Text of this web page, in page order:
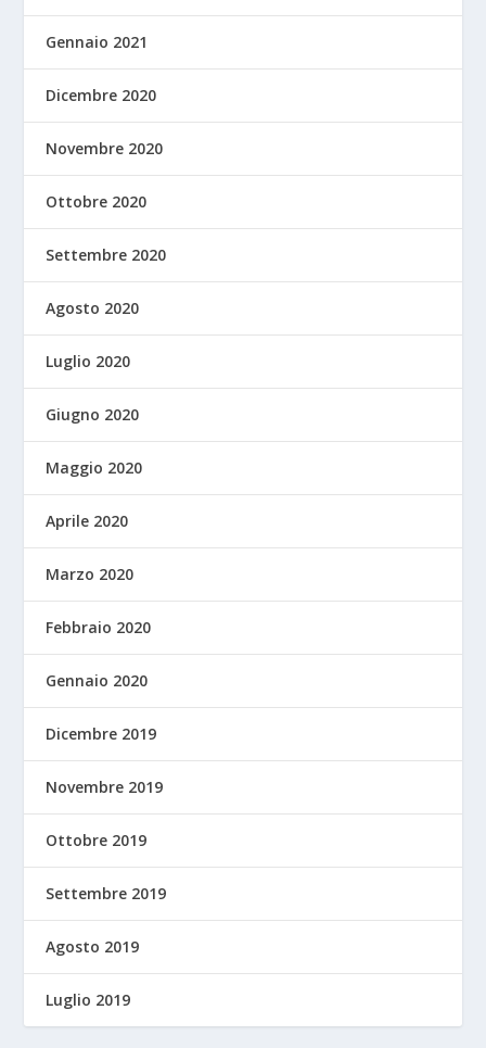
Gennaio 2021
Dicembre 2020
Novembre 2020
Ottobre 2020
Settembre 2020
Agosto 2020
Luglio 2020
Giugno 2020
Maggio 2020
Aprile 2020
Marzo 2020
Febbraio 2020
Gennaio 2020
Dicembre 2019
Novembre 2019
Ottobre 2019
Settembre 2019
Agosto 2019
Luglio 2019